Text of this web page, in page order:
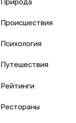
Природа
Происшествия
Психология
Путешествия
Рейтинги
Рестораны